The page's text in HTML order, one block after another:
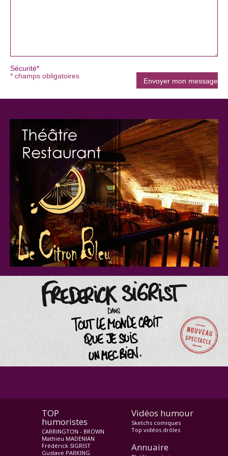
Sécurité*
* champs obligatoires
TOP
humoristes
CARRINGTON - BROWN
Mathieu MADENIAN
Frédérick SIGRIST
Gustave PARKING
Vidéos humour
Sketchs comiques
Top vidéos drôles
Annuaire